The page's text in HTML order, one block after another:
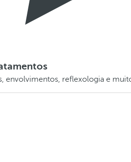
envolvimentos, reflexologia e